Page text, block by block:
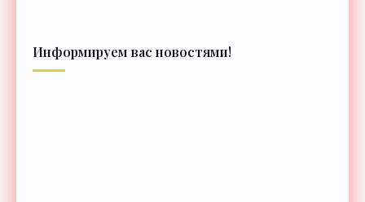
Информируем вас новостями!